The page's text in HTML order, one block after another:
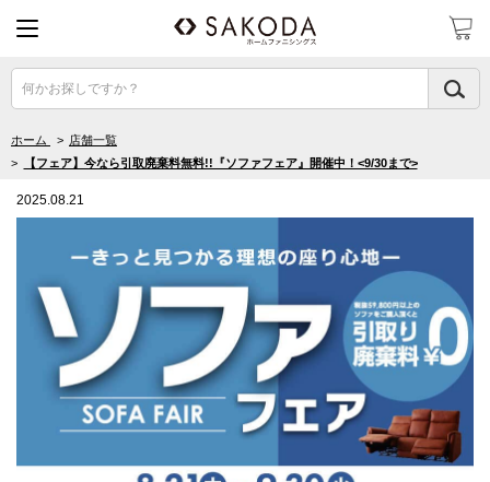
何かお探しですか？
ホーム > 店舗一覧
>
【フェア】今なら引取廃棄料無料!!『ソファフェア』開催中！<9/30まで>
2025.08.21